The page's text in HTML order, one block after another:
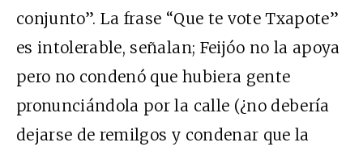
conjunto”. La frase “Que te vote Txapote”
es intolerable, señalan; Feijóo no la apoya
pero no condenó que hubiera gente
pronunciándola por la calle (¿no debería
dejarse de remilgos y condenar que la